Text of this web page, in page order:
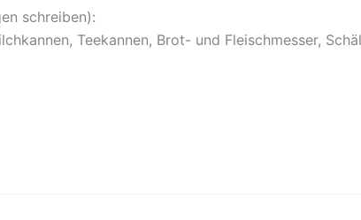
schreiben):
Teekannen, Brot- und Fleischmesser,